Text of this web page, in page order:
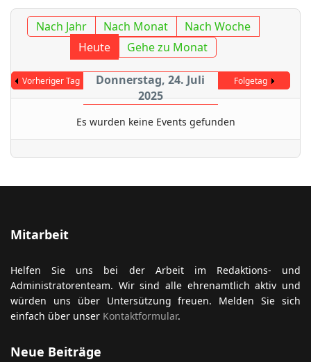
Nach Jahr Nach Monat
Nach Woche
Heute
Gehe zu Monat
Vorheriger Tag
Donnerstag, 24. Juli
2025
Folgetag
Es wurden keine Events gefunden
Mitarbeit
Helfen Sie uns bei der Arbeit im Redaktions- und
Administratorenteam. Wir sind alle ehrenamtlich aktiv und
würden uns über Untersützung freuen. Melden Sie sich
einfach über unser Kontaktformular.
Neue Beiträge